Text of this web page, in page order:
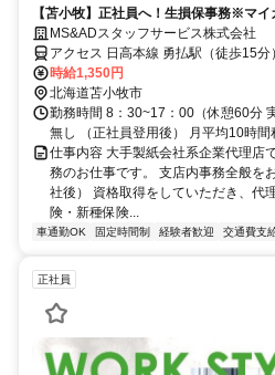
【苫小牧】正社員へ！生損保事務※マイ
MS&ADスタッフサービス株式会社
アクセス 日高本線 勇払駅（徒歩15
り）
時給1,350円
北海道苫小牧市
勤務時間 8：30~17：00（休憩60分
無し （正社員登用後） 月平均10時間
仕事内容 大手製紙会社系企業代理店
務のお仕事です。 支店内事務全般を
社後） 資格取得をしていただき、代
険・新種保険...
車通勤OK 固定時間制 経験者歓迎 交通費支
正社員